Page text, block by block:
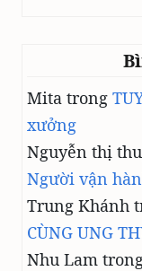
Mita trong
xưởng
Nguyễn thị
Người vận
Trung Khánh
CÙNG UNG
Nhu Lam